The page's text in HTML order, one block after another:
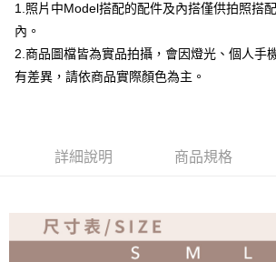
全家取貨付款
付款後全家取貨
免運費
1.照片中Model搭配的配件及內搭僅供拍照搭
內。
2.商品圖檔皆為實品拍攝，會因燈光、個人手
有差異，請依商品實際顏色為主。
詳細說明 商品規格